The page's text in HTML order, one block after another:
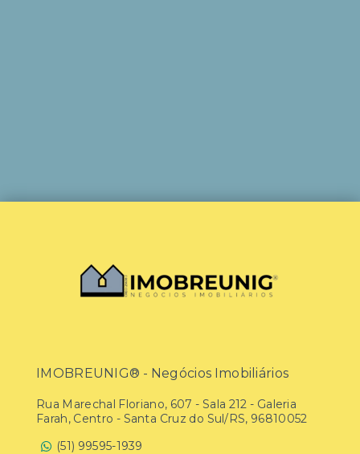
IMOBREUNIG® - Negócios Imobiliários
Rua Marechal Floriano, 607 - Sala 212 - Galeria
Farah, Centro - Santa Cruz do Sul/RS, 96810052
(51) 99595-1939